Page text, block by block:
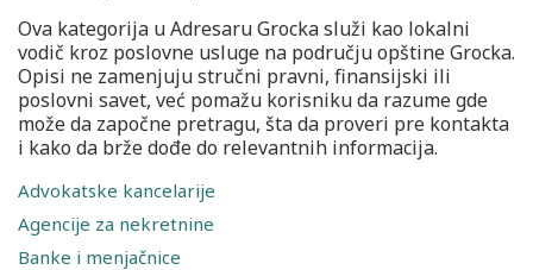
Ova kategorija u Adresaru Grocka služi kao lokalni
vodič kroz poslovne usluge na području opštine Grocka.
Opisi ne zamenjuju stručni pravni, finansijski ili
poslovni savet, već pomažu korisniku da razume gde
može da započne pretragu, šta da proveri pre kontakta
i kako da brže dođe do relevantnih informacija.
Advokatske kancelarije
Agencije za nekretnine
Banke i menjačnice